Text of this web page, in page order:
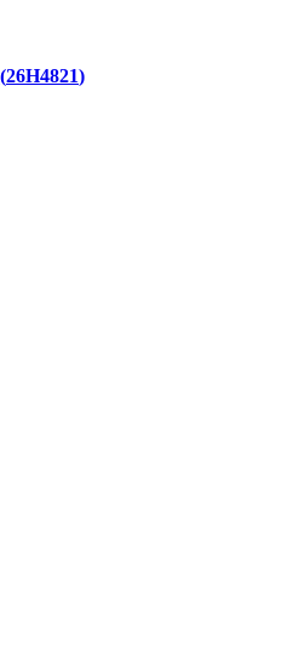
26H4821